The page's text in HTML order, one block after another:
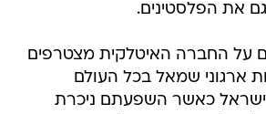
את הפלסטינים.
על החברה האיטלקית מצטרפים
ארגוני שמאל בכל העולם
כאשר השפעתם ניכרת